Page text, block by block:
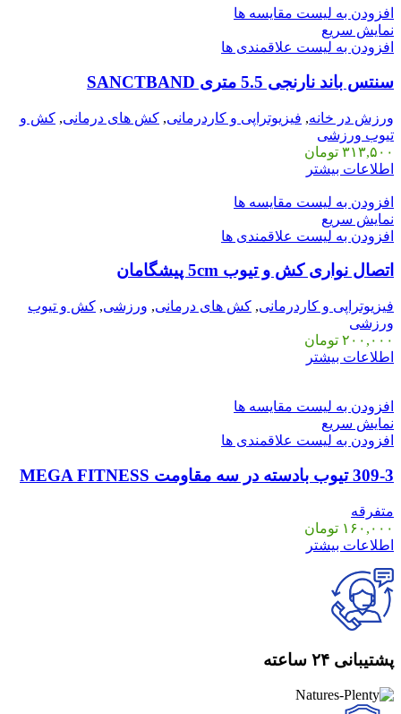
افزودن به لیست مقایسه ها
نمایش سریع
افزودن به لیست علاقمندی ها
سنتس باند نارنجی 5.5 متری SANCTBAND
ورزش در خانه, فیزیوتراپی و کاردرمانی, کش های درمانی, کش و
تیوب ورزشی
۳۱۳,۵۰۰ تومان
اطلاعات بیشتر
افزودن به لیست مقایسه ها
نمایش سریع
افزودن به لیست علاقمندی ها
اتصال نواری کش و تیوب 5cm پیشگامان
فیزیوتراپی و کاردرمانی, کش های درمانی, ورزشی, کش و تیوب
ورزشی
۲۰۰,۰۰۰ تومان
اطلاعات بیشتر
افزودن به لیست مقایسه ها
نمایش سریع
افزودن به لیست علاقمندی ها
309-3 تیوب بادسته در سه مقاومت MEGA FITNESS
متفرقه
۱۶۰,۰۰۰ تومان
اطلاعات بیشتر
پشتیبانی ۲۴ ساعته